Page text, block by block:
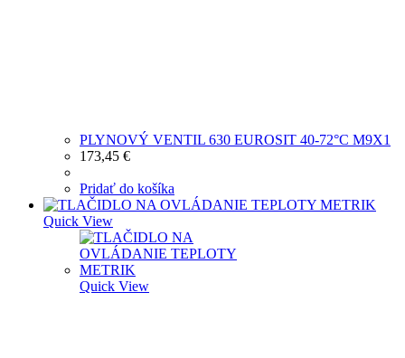
PLYNOVÝ VENTIL 630 EUROSIT 40-72°C M9X1
173,45 €
Pridať do košíka
Quick View
Quick View